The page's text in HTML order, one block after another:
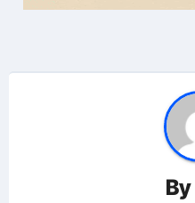
By